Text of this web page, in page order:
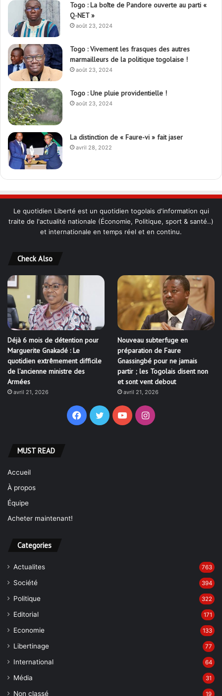
Togo : La boîte de Pandore ouverte au parti «
Q-NET »
août 23, 2024
Togo : Vivement les frasques des autres
marmailleurs de la politique togolaise !
août 23, 2024
Togo : Une pluie providentielle !
août 23, 2024
La distinction de « Faure-vi » fait jaser
avril 28, 2022
Le quotidien Liberté est un quotidien togolais d'information qui
traite de l'actualité nationale (Économie, Politique, sport & santé..)
et internationale en temps réel et en continu.
Check Also
Déjà 6 mois de détention pour
Marguerite Gnakadé : Le
quotidien extrêmement difficile
de l’ancienne ministre des
Armées
avril 21, 2026
Nouveau subterfuge en
préparation de Faure
Gnassingbé pour ne jamais
partir ; les Togolais disent non
et sont vent debout
avril 21, 2026
Facebook
TwitterYouTubeInstagram
MUST READ
Accueil
À propos
Équipe
Acheter maintenant!
Categories
Actualites 763
Société 394
Politique 322
Editorial 171
Economie 133
Libertinage 77
International 64
Média 31
Non classé 19